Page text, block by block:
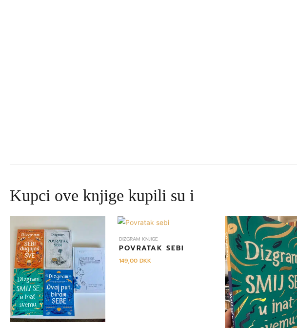
Kupci ove knjige kupili su i
Izvorna
cijena
bila
je:
695,00 DKK.
Trenutna
645,00 DKK.
DIZGRAM KNJIGE
POVRATAK SEBI
149,00 DKK